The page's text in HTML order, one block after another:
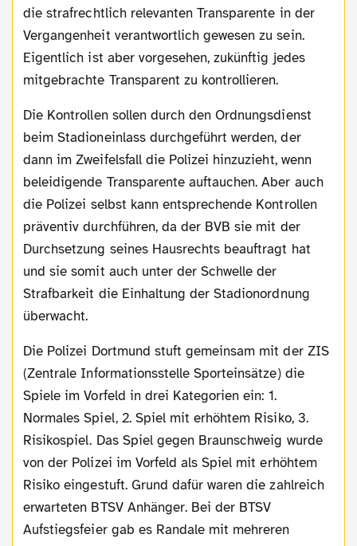
die strafrechtlich relevanten Transparente in der
Vergangenheit verantwortlich gewesen zu sein.
Eigentlich ist aber vorgesehen, zukünftig jedes
mitgebrachte Transparent zu kontrollieren.
Die Kontrollen sollen durch den Ordnungsdienst
beim Stadioneinlass durchgeführt werden, der
dann im Zweifelsfall die Polizei hinzuzieht, wenn
beleidigende Transparente auftauchen. Aber auch
die Polizei selbst kann entsprechende Kontrollen
präventiv durchführen, da der BVB sie mit der
Durchsetzung seines Hausrechts beauftragt hat
und sie somit auch unter der Schwelle der
Strafbarkeit die Einhaltung der Stadionordnung
überwacht.
Die Polizei Dortmund stuft gemeinsam mit der ZIS
(Zentrale Informationsstelle Sporteinsätze) die
Spiele im Vorfeld in drei Kategorien ein: 1.
Normales Spiel, 2. Spiel mit erhöhtem Risiko, 3.
Risikospiel. Das Spiel gegen Braunschweig wurde
von der Polizei im Vorfeld als Spiel mit erhöhtem
Risiko eingestuft. Grund dafür waren die zahlreich
erwarteten BTSV Anhänger. Bei der BTSV
Aufstiegsfeier gab es Randale mit mehreren